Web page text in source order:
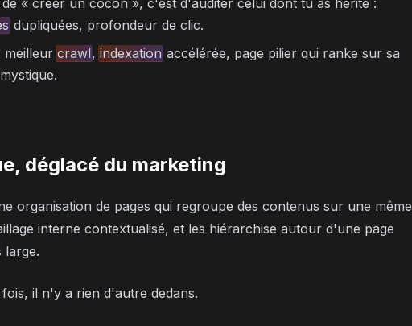
« créer un cocon », c'est d'auditer celui dont tu as hérité :
dupliquées, profondeur de clic.
meilleur crawl, indexation accélérée, page pilier qui ranke sur sa
déglacé du marketing
organisation de pages qui regroupe des contenus sur une même
interne contextualisé, et les hiérarchise autour d'une page
large.
il n'y a rien d'autre dedans.